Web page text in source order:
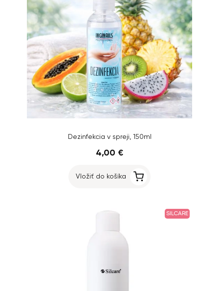
Dezinfekcia v spreji, 150ml
4,00 €
Vložiť do košíka
SILCARE